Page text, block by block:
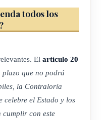
órganos o personas
darle obligada
razonable de medios
deberán emplear.
todos los
El artículo 20
plazo que no podrá
la Contraloría
celebre el Estado y los
cumplir con este